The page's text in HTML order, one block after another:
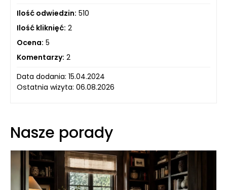
Ilość odwiedzin: 510
Ilość kliknięć: 2
Ocena: 5
Komentarzy: 2
Data dodania: 15.04.2024
Ostatnia wizyta: 06.08.2026
Nasze porady